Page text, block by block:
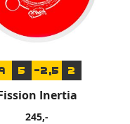
5 -2,5 2
Inertia
245,-